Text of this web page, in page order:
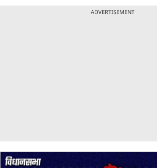
ADVERTISEMENT